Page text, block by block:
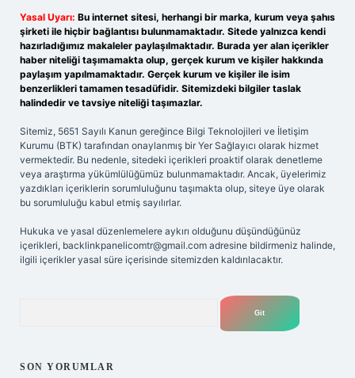
Yasal Uyarı: Bu internet sitesi, herhangi bir marka, kurum veya şahıs
şirketi ile hiçbir bağlantısı bulunmamaktadır. Sitede yalnızca kendi
hazırladığımız makaleler paylaşılmaktadır. Burada yer alan içerikler
haber niteliği taşımamakta olup, gerçek kurum ve kişiler hakkında
paylaşım yapılmamaktadır. Gerçek kurum ve kişiler ile isim
benzerlikleri tamamen tesadüfidir. Sitemizdeki bilgiler taslak
halindedir ve tavsiye niteliği taşımazlar.
Sitemiz, 5651 Sayılı Kanun gereğince Bilgi Teknolojileri ve İletişim
Kurumu (BTK) tarafından onaylanmış bir Yer Sağlayıcı olarak hizmet
vermektedir. Bu nedenle, sitedeki içerikleri proaktif olarak denetleme
veya araştırma yükümlülüğümüz bulunmamaktadır. Ancak, üyelerimiz
yazdıkları içeriklerin sorumluluğunu taşımakta olup, siteye üye olarak
bu sorumluluğu kabul etmiş sayılırlar.
Hukuka ve yasal düzenlemelere aykırı olduğunu düşündüğünüz
içerikleri, backlinkpanelicomtr@gmail.com adresine bildirmeniz halinde,
ilgili içerikler yasal süre içerisinde sitemizden kaldırılacaktır.
SON YORUMLAR